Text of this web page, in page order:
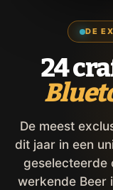
DE
24
De meest
dit jaar in een
geselecteerde
werkende Beer